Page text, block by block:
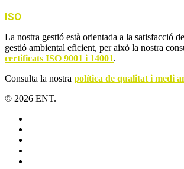
ISO
La nostra gestió està orientada a la satisfacció
gestió ambiental eficient, per això la nostra
certificats ISO 9001 i 14001.
Consulta la nostra política de qualitat i medi
© 2026 ENT.